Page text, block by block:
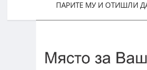
ПАРИТЕ МУ И ОТИШЛИ